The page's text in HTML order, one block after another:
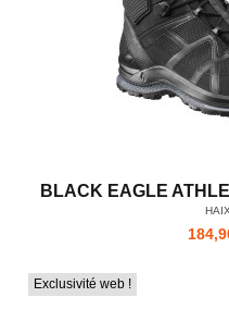
BLACK EAGLE
HAIX
Exclusivité web !